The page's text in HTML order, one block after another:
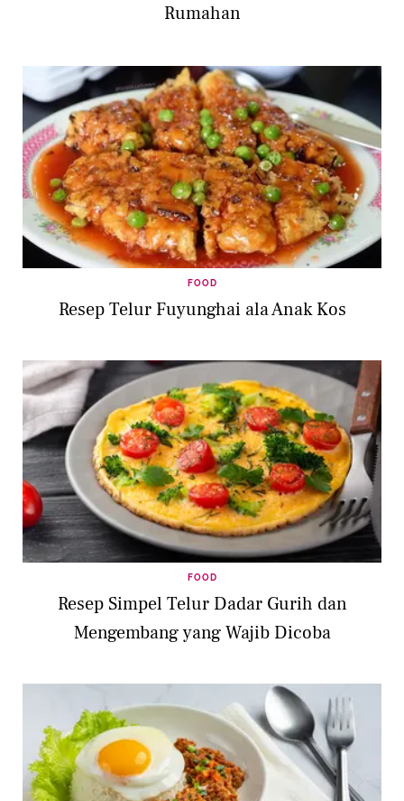
Rumahan
FOOD
Resep Telur Fuyunghai ala Anak Kos
FOOD
Resep Simpel Telur Dadar Gurih dan
Mengembang yang Wajib Dicoba